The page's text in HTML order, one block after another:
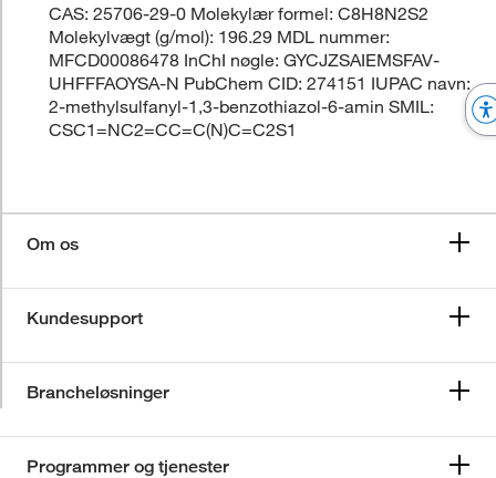
CAS: 25706-29-0 Molekylær formel: C8H8N2S2
Molekylvægt (g/mol): 196.29 MDL nummer:
MFCD00086478 InChI nøgle: GYCJZSAIEMSFAV-
UHFFFAOYSA-N PubChem CID: 274151 IUPAC navn:
2-methylsulfanyl-1,3-benzothiazol-6-amin SMIL:
CSC1=NC2=CC=C(N)C=C2S1
Om os
Kundesupport
Brancheløsninger
Programmer og tjenester